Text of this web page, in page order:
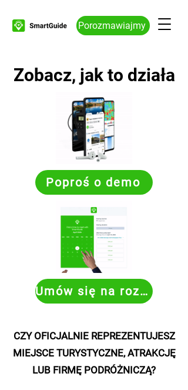
Porozmawiajmy
Zobacz, jak to działa
Poproś o demo
Umów się na rozmowę
CZY OFICJALNIE REPREZENTUJESZ
MIEJSCE TURYSTYCZNE, ATRAKCJĘ
LUB FIRMĘ PODRÓŻNICZĄ?